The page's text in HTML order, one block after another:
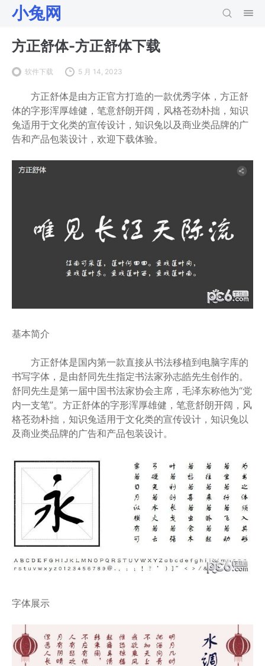
小兔网
方正舒体-方正舒体下载
软件下载 5 月 14, 2023
方正舒体是由方正官方打造的一款优秀字体，方正舒
体的字形浑厚雄健，笔意舒朗开阔，风格苍劲朴拙，知识
兔适用于文化类的宣传设计，知识兔以及商业类品牌的广
告和产品包装设计，欢迎下载体验。
基本简介
方正舒体是国内第一款直接从书法移植到电脑字库的
书写字体，是由舒同先生指定书法家孙志皓先生创作的。
舒同先生是第一届中国书法家协会主席，毛泽东称他为“党
内一支笔”。方正舒体的字形浑厚雄健，笔意舒朗开阔，风
格苍劲朴拙，知识兔适用于文化类的宣传设计，知识兔以
及商业类品牌的广告和产品包装设计。
字体展示